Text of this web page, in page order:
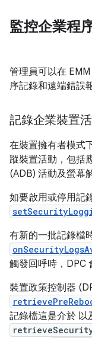
監控企業程
管理員可以在
序記錄和遠端錯誤
記錄企業裝置
在裝置擁有者模式
蹤裝置活動，包括
(ADB) 活動及螢幕
如要啟用或停用記
有新的一批記錄檔
觸發回呼時，DPC
裝置政策控制器
記錄檔這是介於 以